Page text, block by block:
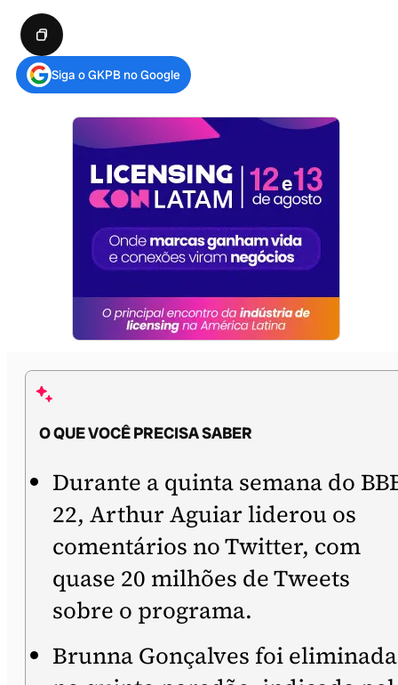
Siga o GKPB no Google
O QUE VOCÊ PRECISA SABER
Durante a quinta semana do
22, Arthur Aguiar liderou os
comentários no Twitter, com
quase 20 milhões de Tweets
sobre o programa.
Brunna Gonçalves foi eliminada